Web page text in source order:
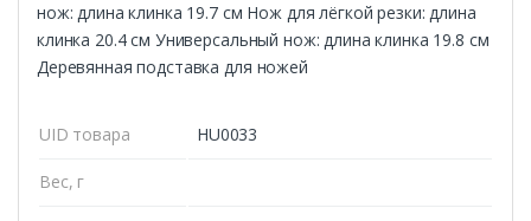
нож: длина клинка 19.7 см Нож для лёгкой резки: длина
клинка 20.4 см Универсальный нож: длина клинка 19.8 см
Деревянная подставка для ножей
UID товара HU0033
Вес, г